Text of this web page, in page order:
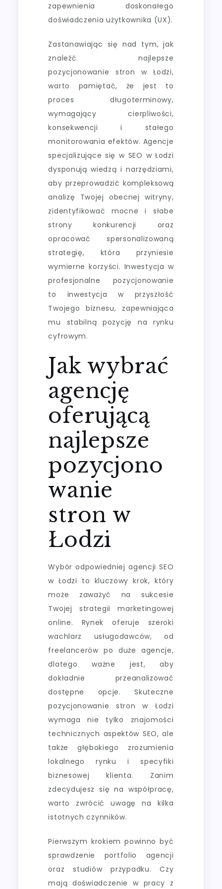
zapewnienia doskonałego
doświadczenia użytkownika (UX).
Zastanawiając się nad tym, jak
znaleźć najlepsze
pozycjonowanie stron w Łodzi,
warto pamiętać, że jest to
proces długoterminowy,
wymagający cierpliwości,
konsekwencji i stałego
monitorowania efektów. Agencje
specjalizujące się w SEO w Łodzi
dysponują wiedzą i narzędziami,
aby przeprowadzić kompleksową
analizę Twojej obecnej witryny,
zidentyfikować mocne i słabe
strony konkurencji oraz
opracować spersonalizowaną
strategię, która przyniesie
wymierne korzyści. Inwestycja w
profesjonalne pozycjonowanie
to inwestycja w przyszłość
Twojego biznesu, zapewniająca
mu stabilną pozycję na rynku
cyfrowym.
Jak wybrać
agencję
oferującą
najlepsze
pozycjono
wanie
stron w
Łodzi
Wybór odpowiedniej agencji SEO
w Łodzi to kluczowy krok, który
może zaważyć na sukcesie
Twojej strategii marketingowej
online. Rynek oferuje szeroki
wachlarz usługodawców, od
freelancerów po duże agencje,
dlatego ważne jest, aby
dokładnie przeanalizować
dostępne opcje. Skuteczne
pozycjonowanie stron w Łodzi
wymaga nie tylko znajomości
technicznych aspektów SEO, ale
także głębokiego zrozumienia
lokalnego rynku i specyfiki
biznesowej klienta. Zanim
zdecydujesz się na współpracę,
warto zwrócić uwagę na kilka
istotnych czynników.
Pierwszym krokiem powinno być
sprawdzenie portfolio agencji
oraz studiów przypadku. Czy
mają doświadczenie w pracy z